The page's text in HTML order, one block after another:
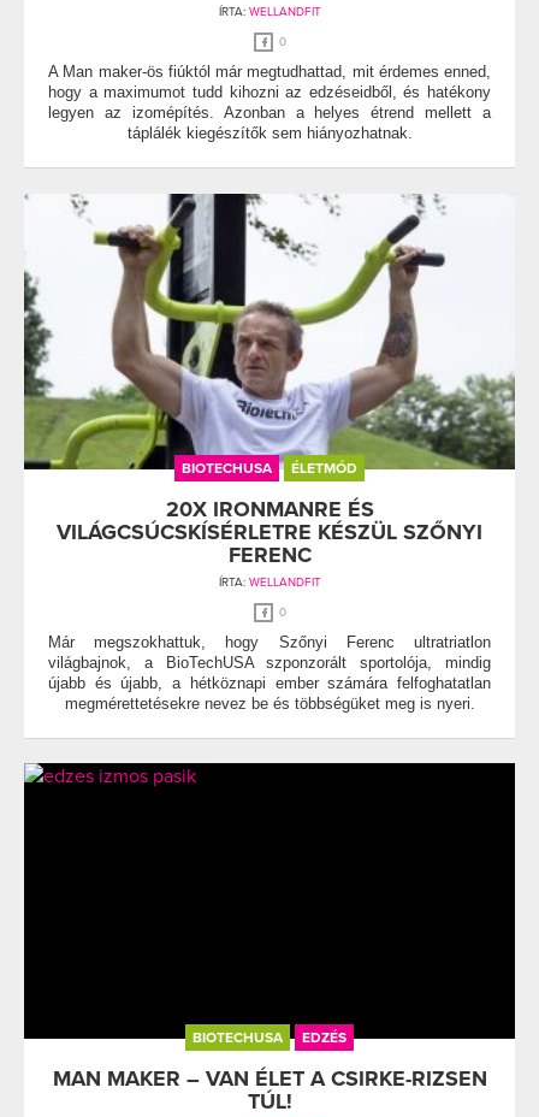
ÍRTA: WELLANDFIT
0
A Man maker-ös fiúktól már megtudhattad, mit érdemes enned,
hogy a maximumot tudd kihozni az edzéseidből, és hatékony
legyen az izomépítés. Azonban a helyes étrend mellett a
táplálék kiegészítők sem hiányozhatnak.
BIOTECHUSA ÉLETMÓD
20X IRONMANRE ÉS
VILÁGCSÚCSKÍSÉRLETRE KÉSZÜL SZŐNYI
FERENC
ÍRTA: WELLANDFIT
0
Már megszokhattuk, hogy Szőnyi Ferenc ultratriatlon
világbajnok, a BioTechUSA szponzorált sportolója, mindig
újabb és újabb, a hétköznapi ember számára felfoghatatlan
megmérettetésekre nevez be és többségüket meg is nyeri.
BIOTECHUSA EDZÉS
MAN MAKER – VAN ÉLET A CSIRKE-RIZSEN
TÚL!